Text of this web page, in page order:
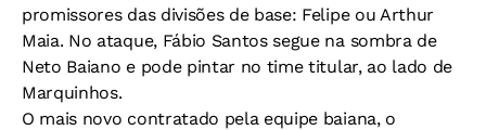
promissores das divisões de base: Felipe ou Arthur
Maia. No ataque, Fábio Santos segue na sombra de
Neto Baiano e pode pintar no time titular, ao lado de
Marquinhos.
O mais novo contratado pela equipe baiana, o